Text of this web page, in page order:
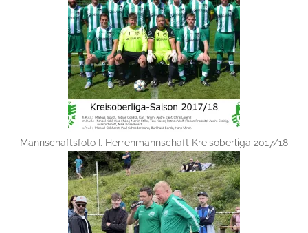
Mannschaftsfoto I. Herrenmannschaft Kreisoberliga 2017/18